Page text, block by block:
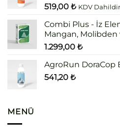
519,00 ₺ KDV Dahildir
Combi Plus - İz
Mangan, Molibden
1.299,00 ₺
AgroRun DoraCop
541,20 ₺
MENÜ